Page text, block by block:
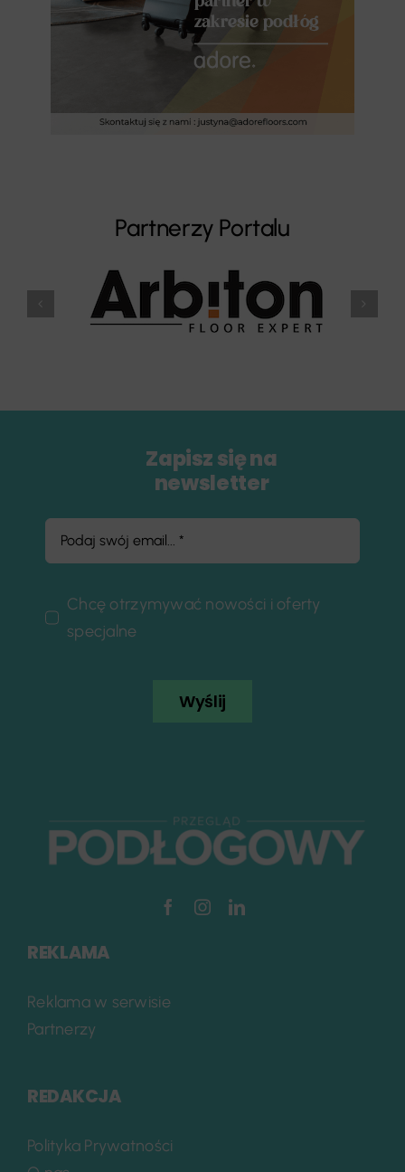
Partnerzy Portalu
Zapisz się na
newsletter
Chcę otrzymywać nowości i oferty
specjalne
Wyślij
REKLAMA
Reklama w serwisie
Partnerzy
REDAKCJA
Polityka Prywatności